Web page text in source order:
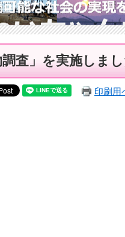
査」を実施しまし
印刷用